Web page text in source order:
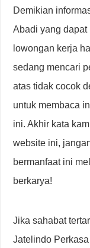
Demikian
Abadi yang dapat
lowongan kerja
sedang mencari
atas tidak cocok
untuk membaca
ini. Akhir kata
website ini,
bermanfaat ini
berkarya!
Jika sahabat
Jatelindo